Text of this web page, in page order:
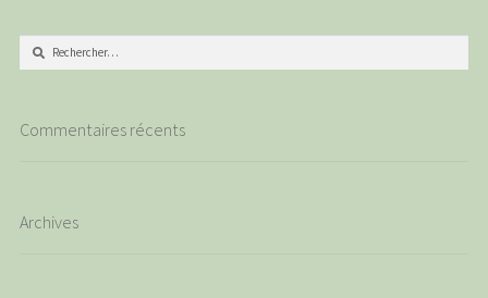
Rechercher :
Commentaires récents
Archives